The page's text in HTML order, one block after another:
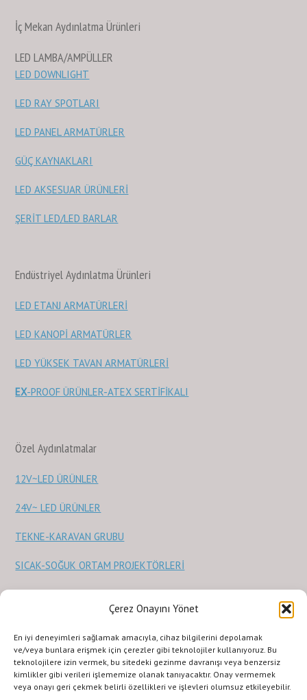
Çerez Onayını Yönet
En iyi deneyimleri sağlamak amacıyla, cihaz bilgilerini depolamak
ve/veya bunlara erişmek için çerezler gibi teknolojiler kullanıyoruz. Bu
teknolojilere izin vermek, bu sitedeki gezinme davranışı veya benzersiz
kimlikler gibi verileri işlememize olanak tanıyacaktır. Onay vermemek
veya onayı geri çekmek belirli özellikleri ve işlevleri olumsuz etkileyebilir.
İç Mekan Aydınlatma Ürünleri
LED LAMBA/AMPÜLLER
LED DOWNLIGHT
LED RAY SPOTLARI
LED PANEL ARMATÜRLER
GÜÇ KAYNAKLARI
LED AKSESUAR ÜRÜNLERİ
ŞERİT LED/LED BARLAR
Endüstriyel Aydınlatma Ürünleri
LED ETANJ ARMATÜRLERİ
LED KANOPİ ARMATÜRLER
LED YÜKSEK TAVAN ARMATÜRLERİ
EX-PROOF ÜRÜNLER-ATEX SERTİFİKALI
Özel Aydınlatmalar
12V~LED ÜRÜNLER
24V~ LED ÜRÜNLER
TEKNE-KARAVAN GRUBU
SICAK-SOĞUK ORTAM PROJEKTÖRLERİ
STERİLİZASYON ve SAĞLIK ÜRÜNLERİ